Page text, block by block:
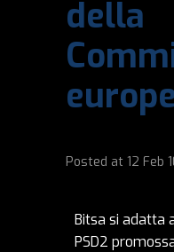
della
Posted at 12 Feb
Bitsa si adatta
PSD2